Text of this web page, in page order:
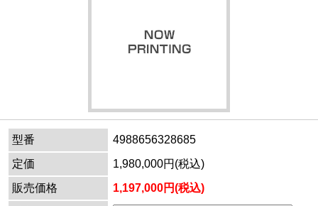
型番
4988656328685
定価
1,980,000円(税込)
販売価格
1,197,000円(税込)